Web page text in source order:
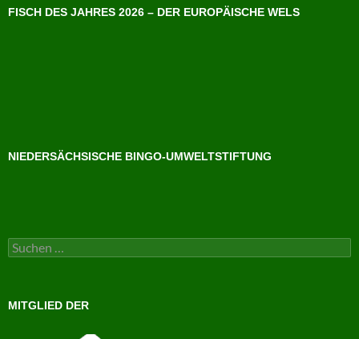
FISCH DES JAHRES 2026 – DER EUROPÄISCHE WELS
NIEDERSÄCHSISCHE BINGO-UMWELTSTIFTUNG
Suchen
nach:
MITGLIED DER